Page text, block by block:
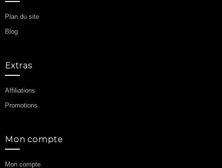
Plan du site
Blog
Extras
Affiliations
Promotions
Mon compte
Mon compte